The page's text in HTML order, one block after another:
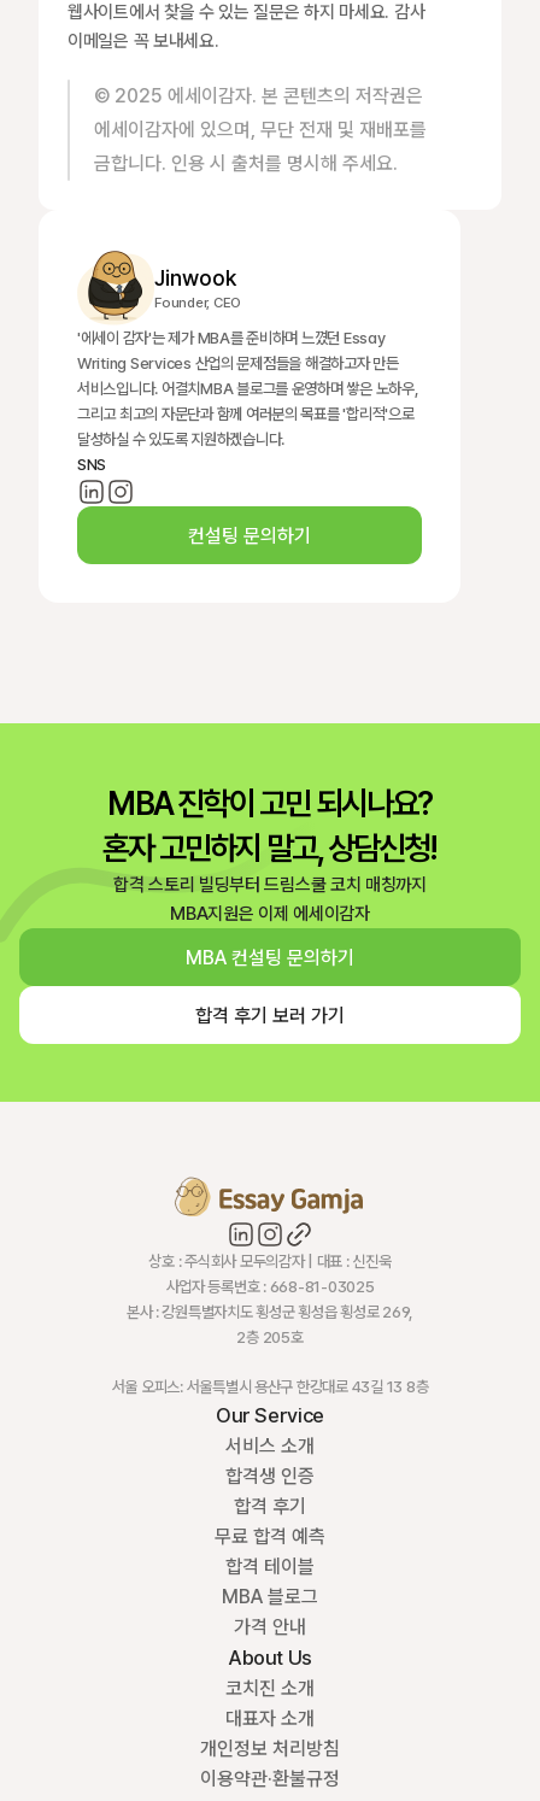
웹사이트에서 찾을 수 있는 질문은 하지 마세요. 감사
이메일은 꼭 보내세요.
© 2025 에세이감자. 본 콘텐츠의 저작권은
에세이감자에 있으며, 무단 전재 및 재배포를
금합니다. 인용 시 출처를 명시해 주세요.
Jinwook
Founder, CEO
'에세이 감자'는 제가 MBA를 준비하며 느꼈던 Essay
Writing Services 산업의 문제점들을 해결하고자 만든
서비스입니다. 어결치MBA 블로그를 운영하며 쌓은 노하우,
그리고 최고의 자문단과 함께 여러분의 목표를 '합리적'으로
달성하실 수 있도록 지원하겠습니다.
SNS
컨설팅 문의하기
MBA 진학이 고민 되시나요?
혼자 고민하지 말고, 상담신청!
합격 스토리 빌딩부터 드림스쿨 코치 매칭까지
MBA지원은 이제 에세이감자
MBA 컨설팅 문의하기
합격 후기 보러 가기
상호 : 주식회사 모두의감자 | 대표 : 신진욱
사업자 등록번호 : 668-81-03025
본사 : 강원특별자치도 횡성군 횡성읍 횡성로 269,
2층 205호
서울 오피스: 서울특별시 용산구 한강대로 43길 13 8층
Our Service
서비스 소개
합격생 인증
합격 후기
무료 합격 예측
합격 테이블
MBA 블로그
가격 안내
About Us
코치진 소개
대표자 소개
개인정보 처리방침
이용약관·환불규정